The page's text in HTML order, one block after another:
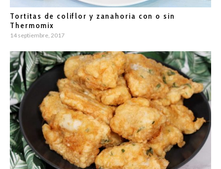
Tortitas de coliflor y zanahoria con o sin
Thermomix
14 septiembre, 2017